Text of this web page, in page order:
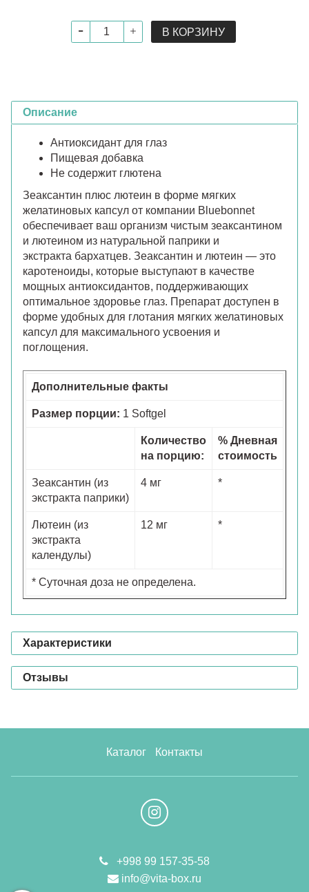
В КОРЗИНУ
Описание
Антиоксидант для глаз
Пищевая добавка
Не содержит глютена
Зеаксантин плюс лютеин в форме мягких
желатиновых капсул от компании Bluebonnet
обеспечивает ваш организм чистым зеаксантином
и лютеином из натуральной паприки и
экстракта бархатцев. Зеаксантин и лютеин — это
каротеноиды, которые выступают в качестве
мощных антиоксидантов, поддерживающих
оптимальное здоровье глаз. Препарат доступен в
форме удобных для глотания мягких желатиновых
капсул для максимального усвоения и
поглощения.
Дополнительные факты
Размер порции: 1 Softgel
Количество
на порцию:
% Дневная
стоимость
Зеаксантин (из
экстракта паприки)
4 мг *
Лютеин (из
экстракта
календулы)
12 мг *
* Суточная доза не определена.
Характеристики
Отзывы
Каталог Контакты
+998 99 157-35-58
info@vita-box.ru